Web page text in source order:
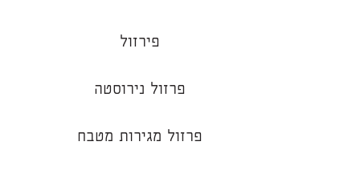
פירזול
פרזול נירוסטה
פרזול מגירות מטבח